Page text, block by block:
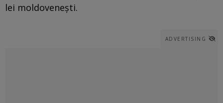
lei moldovenești.
ADVERTISING